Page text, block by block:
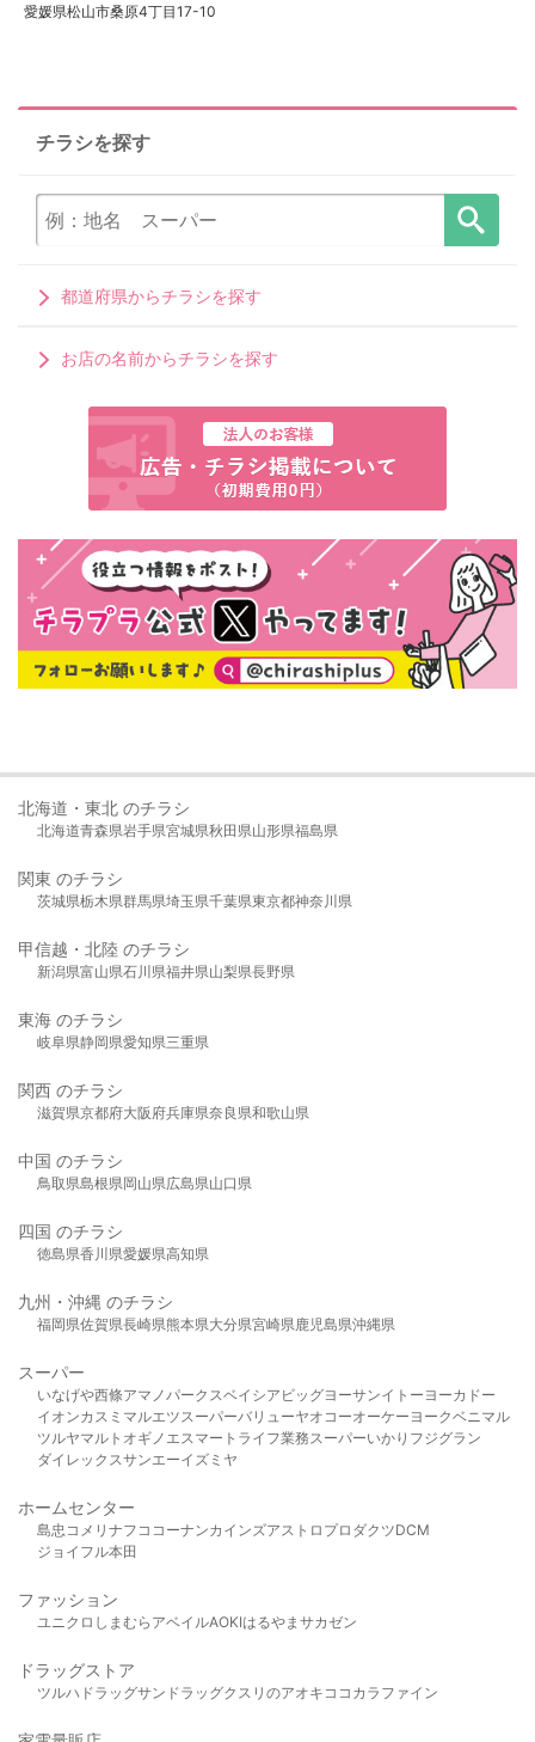
愛媛県松山市桑原4丁目17-10
チラシを探す
都道府県からチラシを探す
お店の名前からチラシを探す
北海道・東北 のチラシ
北海道青森県岩手県宮城県秋田県山形県福島県
関東 のチラシ
茨城県栃木県群馬県埼玉県千葉県東京都神奈川県
甲信越・北陸 のチラシ
新潟県富山県石川県福井県山梨県長野県
東海 のチラシ
岐阜県静岡県愛知県三重県
関西 のチラシ
滋賀県京都府大阪府兵庫県奈良県和歌山県
中国 のチラシ
鳥取県島根県岡山県広島県山口県
四国 のチラシ
徳島県香川県愛媛県高知県
九州・沖縄 のチラシ
福岡県佐賀県長崎県熊本県大分県宮崎県鹿児島県沖縄県
スーパー
いなげや西條アマノパークスベイシア ビッグヨーサンイトーヨーカドー
イオンカスミ マルエツスーパーバリューヤオコーオーケー ヨークベニマル
ツルヤマルト オギノ エスマート ライフ業務スーパーいかり フジグラン
ダイレックスサンエーイズミヤ
ホームセンター
島忠 コメリ ナフコ コーナンカインズアストロプロダクツDCM
ジョイフル本田
ファッション
ユニクロ しまむら アベイルAOKIはるやま サカゼン
ドラッグストア
ツルハドラッグサンドラッグクスリのアオキ ココカラファイン